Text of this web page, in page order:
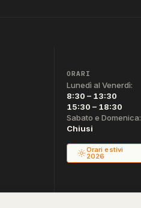
ORARI
Lunedì al Venerdì:
8:30 – 13:30
15:30 – 18:30
Sabato e Domenica:
Chiusi
Orari estivi
2026